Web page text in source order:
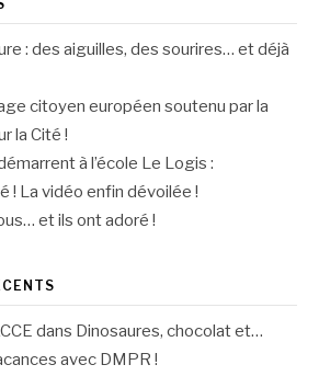
: des aiguilles, des sourires… et déjà
citoyen européen soutenu par la
la Cité !
à l’école Le Logis :
! La vidéo enfin dévoilée !
et ils ont adoré !
dans Dinosaures, chocolat et…
avec DMPR !